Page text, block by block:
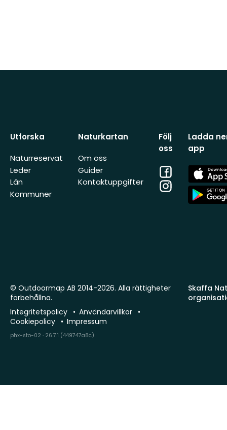
Utforska
Naturreservat
Leder
Län
Kommuner
Naturkartan
Om oss
Guider
Kontaktuppgifter
Följ
oss
Facebook
Instagram
Ladda
app
App
Store
App
Store
Skaffa
© Outdoormap AB 2014-2026. Alla rättigheter
förbehållna.
Integritetspolicy
Användarvillkor
Cookiepolicy
Impressum
phx-sto-02 · 26.7.1 (449747a8c)